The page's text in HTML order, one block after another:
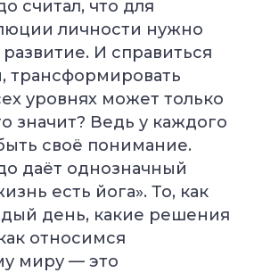
считал, что для
личности нужно
И справиться
трансформировать
уровнях может только
значит? Ведь у каждого
своё понимание.
даёт однозначный
есть йога». То, как
день, какие решения
относимся
миру — это